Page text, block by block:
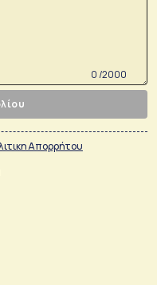
0 /2000
Απορρήτου